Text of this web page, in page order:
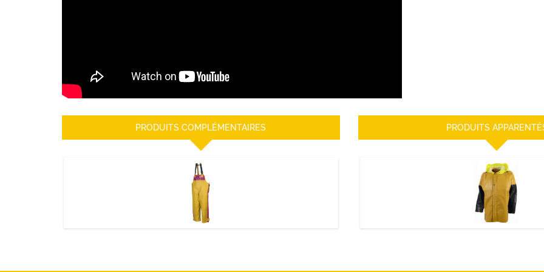
PRODUITS COMPLÉMENTAIRES
Cotte SALSA Femme
DÉCOUVRIR
PRODUITS
VESTE CIRE ISOMAX
DÉCOUVRIR